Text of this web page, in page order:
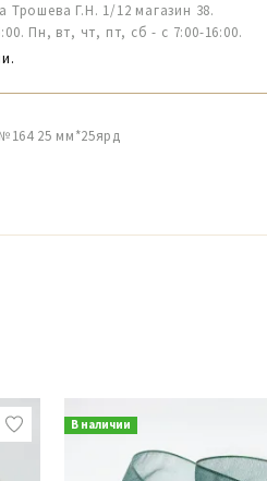
Трошева Г.Н. 1/12 магазин 38.
Пн, вт, чт, пт, сб - с 7:00-16:00.
25 мм*25ярд
В наличии